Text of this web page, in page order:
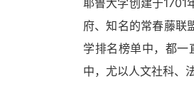
耶鲁大学创建于1701
府、知名的常春藤联
学排名榜单中，都
中，尤以人文社科、